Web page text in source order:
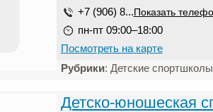
+7 (906) 8... Показать
пн-пт 09:00–18:00
Посмотреть на карте
Рубрики: Детские спортшколы
Детско-юношеская